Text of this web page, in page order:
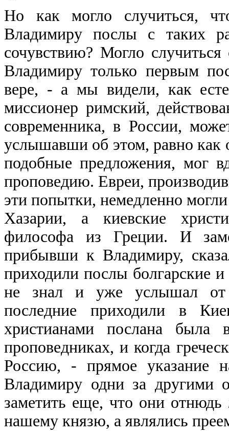
Но как могло случиться,
Владимиру послы с таких
сочувствию? Могло
Владимиру только первым
вере, - а мы видели, как
миссионер римский,
современника, в России,
услышавши об этом, равно как
подобные предложения, мог
проповедию. Евреи,
эти попытки, немедленно
Хазарии, а киевские
философа из Греции. И
прибывши к Владимиру,
приходили послы болгарские
не знал и уже услышал от
последние приходили в
христианами послана
проповедниках, и когда
Россию, - прямое указание
Владимиру одни за другими
заметить еще, что они отнюдь
нашему князю, а являлись